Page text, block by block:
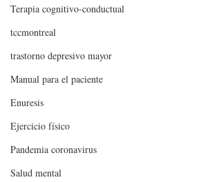
Terapia cognitivo-conductual
tccmontreal
trastorno depresivo mayor
Manual para el paciente
Enuresis
Ejercicio físico
Pandemia coronavirus
Salud mental